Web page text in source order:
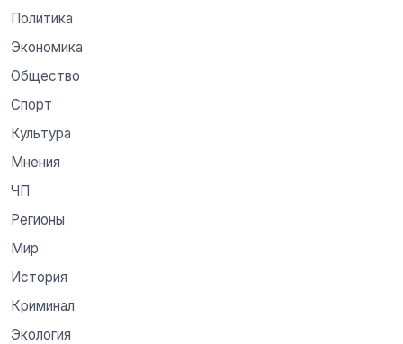
Политика
Экономика
Общество
Спорт
Культура
Мнения
ЧП
Регионы
Мир
История
Криминал
Экология